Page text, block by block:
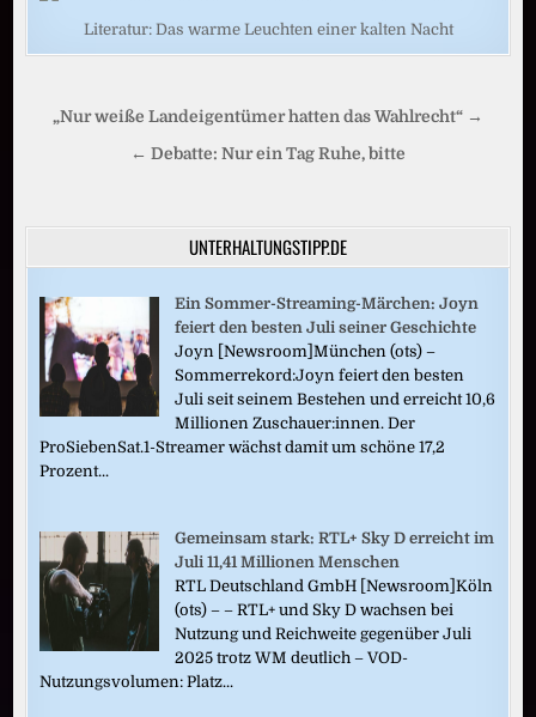
Literatur: Das warme Leuchten einer kalten Nacht
Beitragsnavigation
„Nur weiße Landeigentümer hatten das Wahlrecht“ →
← Debatte: Nur ein Tag Ruhe, bitte
UNTERHALTUNGSTIPP.DE
Ein Sommer-Streaming-Märchen: Joyn
feiert den besten Juli seiner Geschichte
Joyn [Newsroom]München (ots) –
Sommerrekord:Joyn feiert den besten
Juli seit seinem Bestehen und erreicht 10,6
Millionen Zuschauer:innen. Der
ProSiebenSat.1-Streamer wächst damit um schöne 17,2
Prozent...
Gemeinsam stark: RTL+ Sky D erreicht im
Juli 11,41 Millionen Menschen
RTL Deutschland GmbH [Newsroom]Köln
(ots) – – RTL+ und Sky D wachsen bei
Nutzung und Reichweite gegenüber Juli
2025 trotz WM deutlich – VOD-
Nutzungsvolumen: Platz...